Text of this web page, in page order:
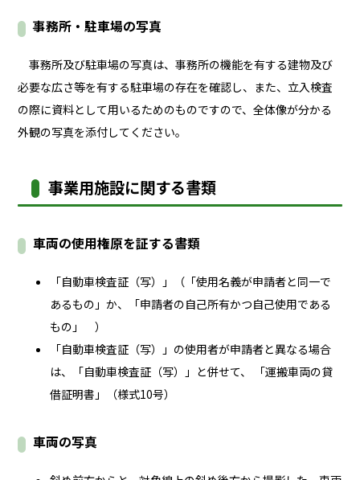
事務所・駐車場の写真
事務所及び駐車場の写真は、事務所の機能を有する建物及び
必要な広さ等を有する駐車場の存在を確認し、また、立入検査
の際に資料として用いるためのものですので、全体像が分かる
外観の写真を添付してください。
事業用施設に関する書類
車両の使用権原を証する書類
「自動車検査証（写）」（「使用名義が申請者と同一で
あるもの」か、「申請者の自己所有かつ自己使用である
もの」 ）
「自動車検査証（写）」の使用者が申請者と異なる場合
は、「自動車検査証（写）」と併せて、 「運搬車両の貸
借証明書」（様式10号）
車両の写真